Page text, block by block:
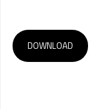
DOWNLOAD